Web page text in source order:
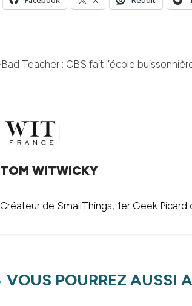
Bad Teacher : CBS fait l’école
TOM WITWICKY
Créateur de SmallThings, 1er Geek
VOUS POURREZ AUSSI